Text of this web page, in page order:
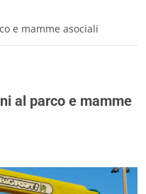
e mamme asociali
al parco e mamme